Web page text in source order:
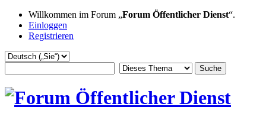
Willkommen im Forum „Forum Öffentlicher Dienst“.
Einloggen
Registrieren